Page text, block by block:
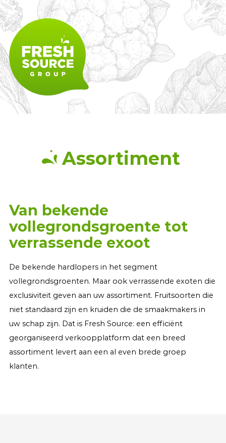
Fresh Source Group bv.
Assortiment
Van bekende
vollegrondsgroente tot
verrassende exoot
De bekende hardlopers in het segment
vollegrondsgroenten. Maar ook verrassende exoten die
exclusiviteit geven aan uw assortiment. Fruitsoorten die
niet standaard zijn en kruiden die de smaakmakers in
uw schap zijn. Dat is Fresh Source: een efficiënt
georganiseerd verkoopplatform dat een breed
assortiment levert aan een al even brede groep
klanten.